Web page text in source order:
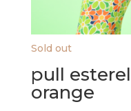
Sold out
pull
orange